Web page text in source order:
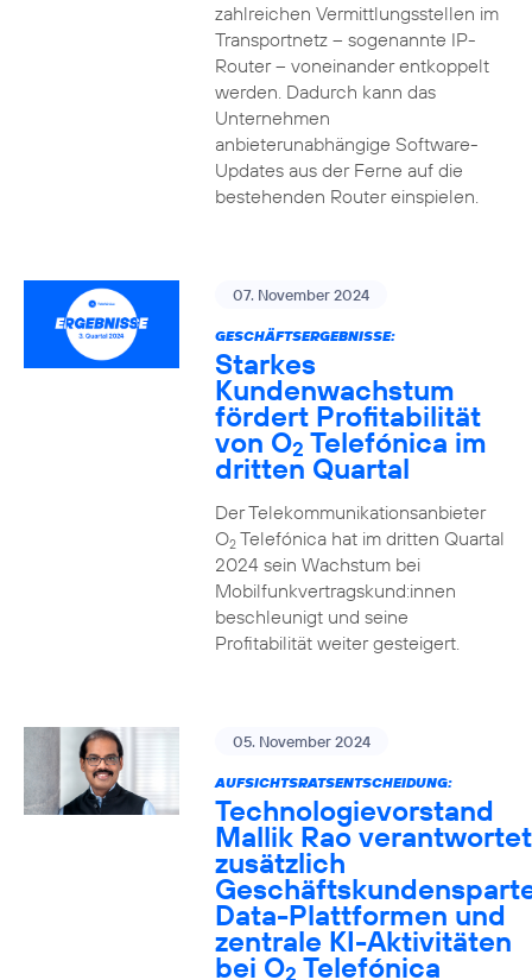
zahlreichen Vermittlungsstellen im
Transportnetz – sogenannte IP-
Router – voneinander entkoppelt
werden. Dadurch kann das
Unternehmen
anbieterunabhängige Software-
Updates aus der Ferne auf die
bestehenden Router einspielen.
07. November 2024
GESCHÄFTSERGEBNISSE:
Starkes
Kundenwachstum
fördert Profitabilität
von O2 Telefónica im
dritten Quartal
Der Telekommunikationsanbieter
O2Telefónica hat im dritten Quartal
2024 sein Wachstum bei
Mobilfunkvertragskund:innen
beschleunigt und seine
Profitabilität weiter gesteigert.
05. November 2024
AUFSICHTSRATSENTSCHEIDUNG:
Technologievorstand
Mallik Rao verantwortet
zusätzlich
Data-Plattformen und
zentrale KI-Aktivitäten
bei O2 Telefónica